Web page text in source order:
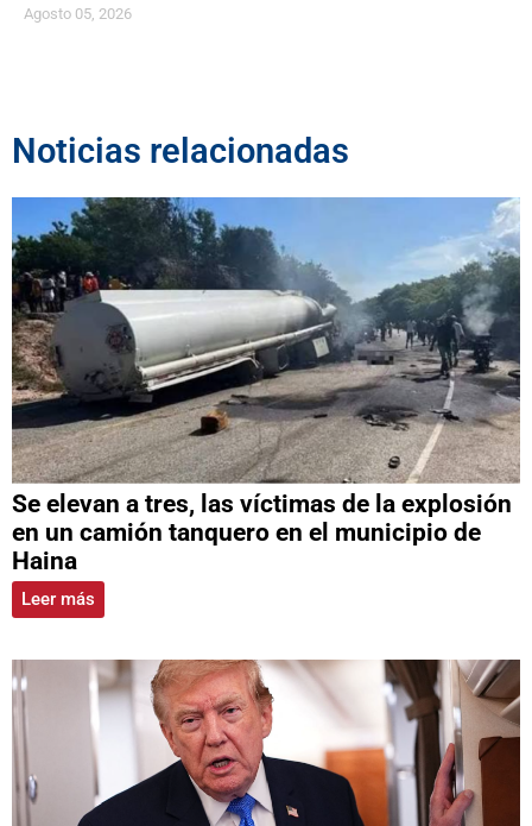
Agosto 05, 2026
Noticias relacionadas
Se elevan a tres, las víctimas de la explosión
en un camión tanquero en el municipio de
Haina
Leer más